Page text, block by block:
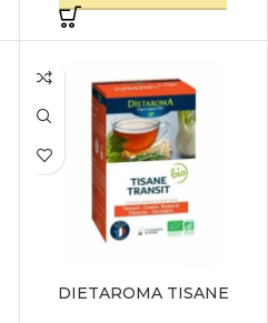
DIETAROMA TISANE